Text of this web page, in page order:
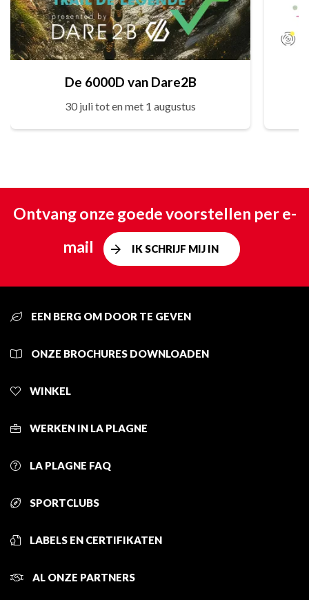
De 6000D van Dare2B
30 juli tot en met 1 augustus
Ontvang onze goede voorstellen per e-
mail
IK SCHRIJF MIJ IN
EEN BERG OM DOOR TE GEVEN
ONZE BROCHURES DOWNLOADEN
WINKEL
WERKEN IN LA PLAGNE
LA PLAGNE FAQ
SPORTCLUBS
LABELS EN CERTIFIKATEN
AL ONZE PARTNERS